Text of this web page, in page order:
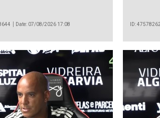
Date: 07/08/2026 17:08 ID: